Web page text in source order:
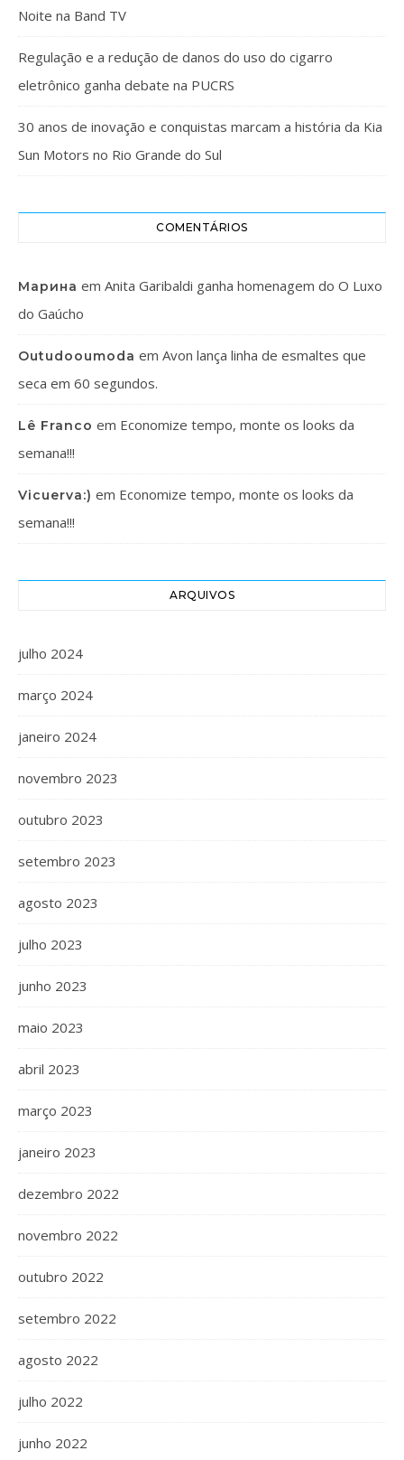
Noite na Band TV
Regulação e a redução de danos do uso do cigarro
eletrônico ganha debate na PUCRS
30 anos de inovação e conquistas marcam a história da Kia
Sun Motors no Rio Grande do Sul
COMENTÁRIOS
Марина em Anita Garibaldi ganha homenagem do O Luxo
do Gaúcho
Outudooumoda em Avon lança linha de esmaltes que
seca em 60 segundos.
Lê Franco em Economize tempo, monte os looks da
semana!!!
Vicuerva:) em Economize tempo, monte os looks da
semana!!!
ARQUIVOS
julho 2024
março 2024
janeiro 2024
novembro 2023
outubro 2023
setembro 2023
agosto 2023
julho 2023
junho 2023
maio 2023
abril 2023
março 2023
janeiro 2023
dezembro 2022
novembro 2022
outubro 2022
setembro 2022
agosto 2022
julho 2022
junho 2022